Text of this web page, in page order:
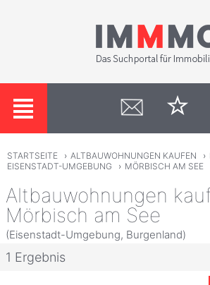
STARTSEITE › ALTBAUWOHNUNGEN KAUFEN ›
EISENSTADT-UMGEBUNG
› MÖRBISCH AM SEE
Altbauwohnungen
Mörbisch am See
(Eisenstadt-Umgebung, Burgenland)
1 Ergebnis